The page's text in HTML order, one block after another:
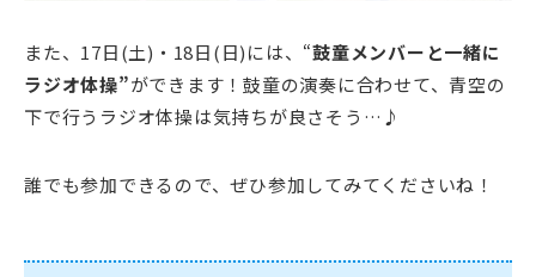
また、17日(土)・18日(日)には、“鼓童メンバーと一緒に
ラジオ体操”ができます！鼓童の演奏に合わせて、青空の
下で行うラジオ体操は気持ちが良さそう…♪
誰でも参加できるので、ぜひ参加してみてくださいね！